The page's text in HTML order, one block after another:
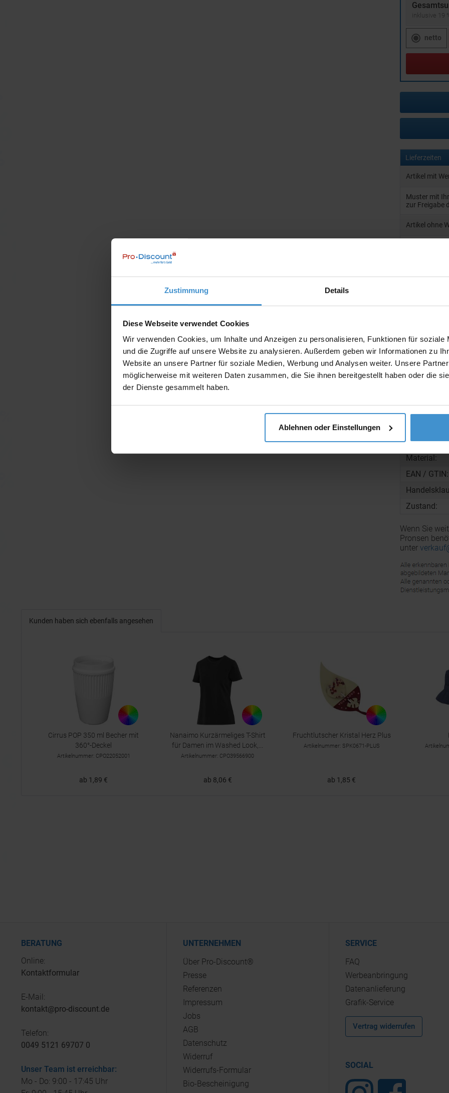
Zustimmung Details
Diese Webseite verwendet Cookies
Wir verwenden Cookies, um Inhalte und Anzeigen zu personalisieren, Funktionen für soziale
und die Zugriffe auf unsere Website zu analysieren. Außerdem geben wir Informationen zu
Website an unsere Partner für soziale Medien, Werbung und Analysen weiter. Unsere
möglicherweise mit weiteren Daten zusammen, die Sie ihnen bereitgestellt haben oder die
der Dienste gesammelt haben.
Ablehnen oder Einstellungen
inklusive 19
netto
Lieferzeiten
Artikel mit
Muster mit
zur Freigabe
Artikel ohne
Artikelname:
Ausführung:
Gewicht
Material:
EAN / GTIN:
Zustand:
Wenn Sie
Pronsen
unter
Kunden haben sich ebenfalls angesehen
Cirrus POP 350 ml Becher mit
360°-Deckel
Artikelnummer: CPO22052001
ab 1,89 €
Nanaimo Kurzärmeliges T-Shirt
für Damen im Washed Look,...
Artikelnummer: CPO39566900
ab 8,06 €
Fruchtlutscher Kristal Herz Plus
Artikelnummer: SPK0671-PLUS
ab 1,85 €
BERATUNG
Online:
Kontaktformular
E-Mail:
kontakt@pro-discount.de
Telefon:
0049 5121 69707 0
Unser Team ist erreichbar:
Mo - Do: 9:00 - 17:45 Uhr
UNTERNEHMEN
Über Pro-Discount®
Presse
Referenzen
Impressum
Jobs
AGB
Datenschutz
Widerruf
Widerrufs-Formular
Bio-Bescheinigung
SERVICE
FAQ
Werbeanbringung
Datenanlieferung
Grafik-Service
Vertrag widerrufen
SOCIAL